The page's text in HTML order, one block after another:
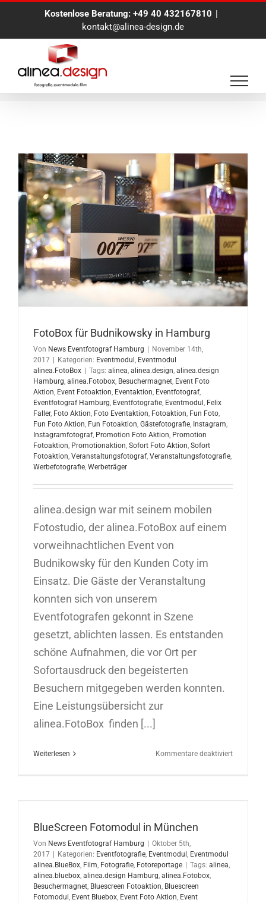
Kostenlose Beratung: +49 40 432167810 |
kontakt@alinea-design.de
Sofort Foto Aktion
FotoBox für Budnikowsky in Hamburg
Von News Eventfotograf Hamburg
November 14th,
2017
Kategorien: Eventmodul , Eventmodul
alinea.FotoBox
Tags: alinea, alinea.design, alinea.design
Hamburg, alinea.Fotobox, Besuchermagnet, Event Foto
Aktion, Event Fotoaktion, Eventaktion, Eventfotograf,
Eventfotograf Hamburg, Eventfotografie, Eventmodul , Felix
Faller, Foto Aktion, Foto Eventaktion, Fotoaktion, Fun Foto,
Fun Foto Aktion, Fun Fotoaktion, Gästefotografie, Instagram,
Instagramfotograf, Promotion Foto Aktion, Promotion
Fotoaktion, Promotionaktion, Sofort Foto Aktion, Sofort
Fotoaktion, Veranstaltungsfotograf, Veranstaltungsfotografie,
Werbefotografie, Werbeträger
alinea.design war mit seinem mobilen
Fotostudio, der alinea.FotoBox auf einem
vorweihnachtlichen Event von
Budnikowsky für den Kunden Coty im
Einsatz. Die Gäste der Veranstaltung
konnten sich von unserem
Eventfotografen gekonnt in Szene
gesetzt, ablichten lassen. Es entstanden
schöne Aufnahmen, die vor Ort per
Sofortausdruck den begeisterten
Besuchern mitgegeben werden konnten.
Eine Leistungsübersicht zur
alinea.FotoBox finden [...]
Weiterlesen Kommentare deaktiviertfür
BlueScreen Fotomodul in München
Von News Eventfotograf Hamburg
Oktober 5th,
2017
Kategorien: Eventfotografie, Eventmodul , Eventmodul
alinea.BlueBox, Film, Fotografie, Fotoreportage Tags: alinea,
alinea.bluebox, alinea.design Hamburg, alinea.Fotobox,
Besuchermagnet, Bluescreen Fotoaktion, Bluescreen
Fotomodul , Event Bluebox, Event Foto Aktion, Event